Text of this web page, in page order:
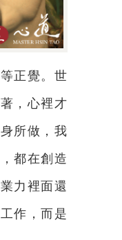
正覺。世
，心裡才
所做，我
都在創造
力裡面還
作，而是